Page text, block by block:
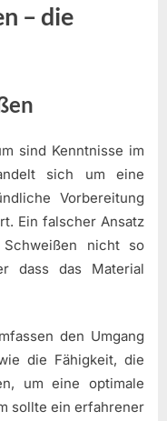
– die
sind Kenntnisse im
sich um eine
Vorbereitung
Ein falscher Ansatz
nicht so
dass das Material
den Umgang
die Fähigkeit, die
um eine optimale
sollte ein erfahrener